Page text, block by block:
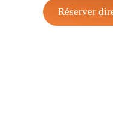
Réserver